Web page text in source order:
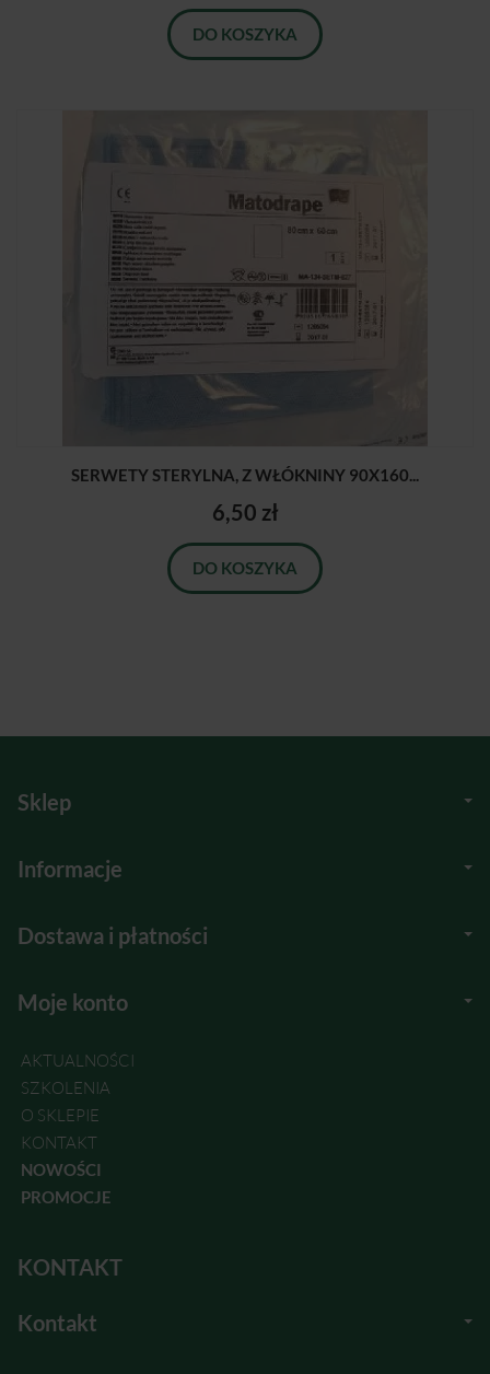
DO KOSZYKA
SERWETY STERYLNA, Z WŁÓKNINY 90X160...
6,50 zł
DO KOSZYKA
Sklep
Informacje
Dostawa i płatności
Moje konto
AKTUALNOŚCI
SZKOLENIA
O SKLEPIE
KONTAKT
NOWOŚCI
PROMOCJE
KONTAKT
Kontakt